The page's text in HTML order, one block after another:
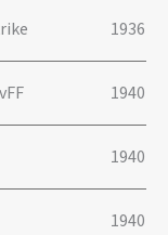
1936
1940
1940
1940